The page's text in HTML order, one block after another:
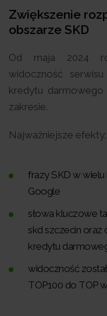
Zwiększenie
obszarze SKD
Od maja 2024
widoczność
kredytu darmowego
zakresie.
Najważniejsze efekty:
frazy SKD w wielu
Google
słowa kluczowe
skd szczecin oraz
kredytu
widoczność
TOP100 do TOP